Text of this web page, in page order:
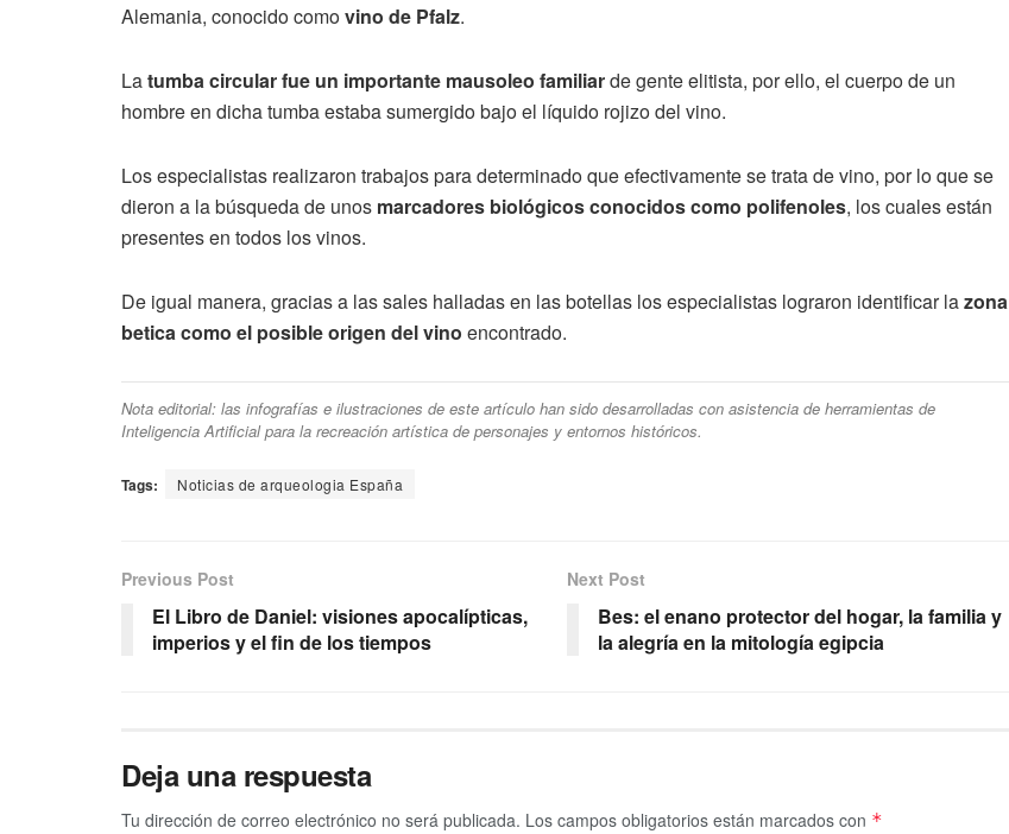
Alemania, conocido comovino de Pfalz.
Latumba circular fue un importante mausoleo familiarde gente elitista, por ello, el cuerpo de un
hombre en dicha tumba estaba sumergido bajo el líquido rojizo del vino.
Los especialistas realizaron trabajos para determinado que efectivamente se trata de vino, por lo que se
dieron a la búsqueda de unos marcadores biológicos conocidos como polifenoles, los cuales están
presentes en todos los vinos.
De igual manera, gracias a las sales halladas en las botellas los especialistas lograron identificar lazona
betica como el posible origen del vino encontrado.
Nota editorial: las infografías e ilustraciones de este artículo han sido desarrolladas con asistencia de herramientas de
Inteligencia Artificial para la recreación artística de personajes y entornos históricos.
Tags: Noticias de arqueologia España
Previous Post
El Libro de Daniel: visiones apocalípticas,
imperios y el fin de los tiempos
Next Post
Bes: el enano protector del hogar, la familia y
la alegría en la mitología egipcia
Deja una respuesta
Tu dirección de correo electrónico no será publicada. Los campos obligatorios están marcados con *